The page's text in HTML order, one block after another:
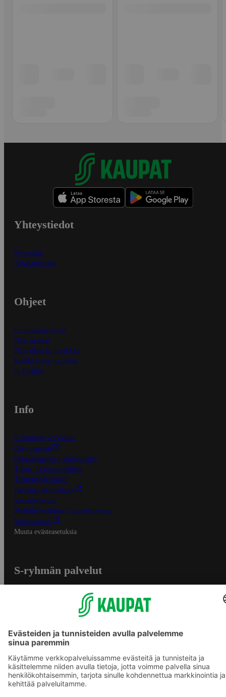
Yhteystiedot
Myymälät
Asiakaspalvelu
Ohjeet
Ensitilaajan ohjeet
Näin maksat
Näin tilaat ja muokkaat
Kaikki ohjeet ja vinkit
In English
Info
S-Business yrityksille
Oiva-raportit
Osuuskauppojen yhteystiedot
Tilaus- ja toimitusehdot
Tietosuojakäytäntö
Palvelun käyttöehdot
Saavutettavuus
Mobiilisovelluksen saavutettavuus
Mainostajalle
Muuta evästeasetuksia
S-ryhmän palvelut
S-ostoslista -sovellus
Prisma.fi
Sokos.fi
S-Pankki
Yhteishyvä
Sokos Hotels